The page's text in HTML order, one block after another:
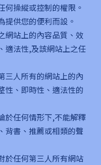
何操縱或控制的權限。
提供您的便利而設。
網站上的內容品質、效
適法性,及該網站上之任
三人所有的網站上的內
性、即時性、適法性的
於任何情形下,不能解釋
背書、推薦或相類的聲
於任何第三人所有網站